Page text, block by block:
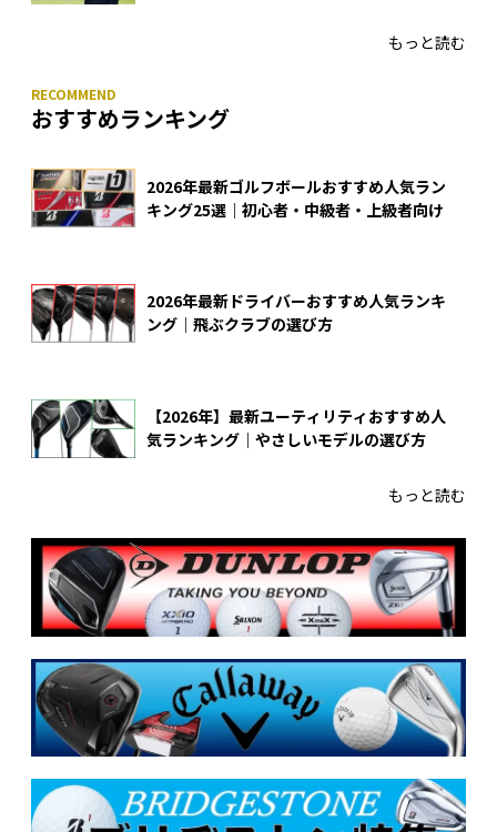
もっと読む
おすすめランキング
2026年最新ゴルフボールおすすめ人気ラン
キング25選｜初心者・中級者・上級者向け
2026年最新ドライバーおすすめ人気ランキ
ング｜飛ぶクラブの選び方
【2026年】最新ユーティリティおすすめ人
気ランキング｜やさしいモデルの選び方
もっと読む